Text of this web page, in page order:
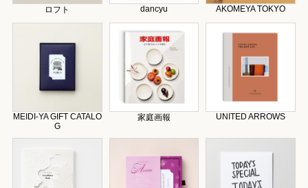
ロフト dancyu AKOMEYA TOKYO
MEIDI-YA GIFT CATALO
G
家庭画報 UNITED ARROWS